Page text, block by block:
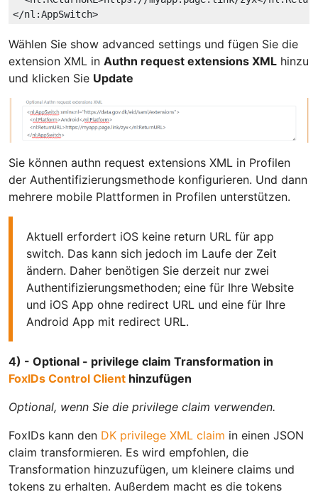
</nl:AppSwitch>
Wählen Sie show advanced settings und fügen Sie die
extension XML in Authn request extensions XML hinzu
und klicken Sie Update
Sie können authn request extensions XML in Profilen
der Authentifizierungsmethode konfigurieren. Und dann
mehrere mobile Plattformen in Profilen unterstützen.
Aktuell erfordert iOS keine return URL für app
switch. Das kann sich jedoch im Laufe der Zeit
ändern. Daher benötigen Sie derzeit nur zwei
Authentifizierungsmethoden; eine für Ihre Website
und iOS App ohne redirect URL und eine für Ihre
Android App mit redirect URL.
4) - Optional - privilege claim Transformation in
FoxIDs Control Client hinzufügen
Optional, wenn Sie die privilege claim verwenden.
FoxIDs kann den DK privilege XML claim in einen JSON
claim transformieren. Es wird empfohlen, die
Transformation hinzuzufügen, um kleinere claims und
tokens zu erhalten. Außerdem macht es die tokens